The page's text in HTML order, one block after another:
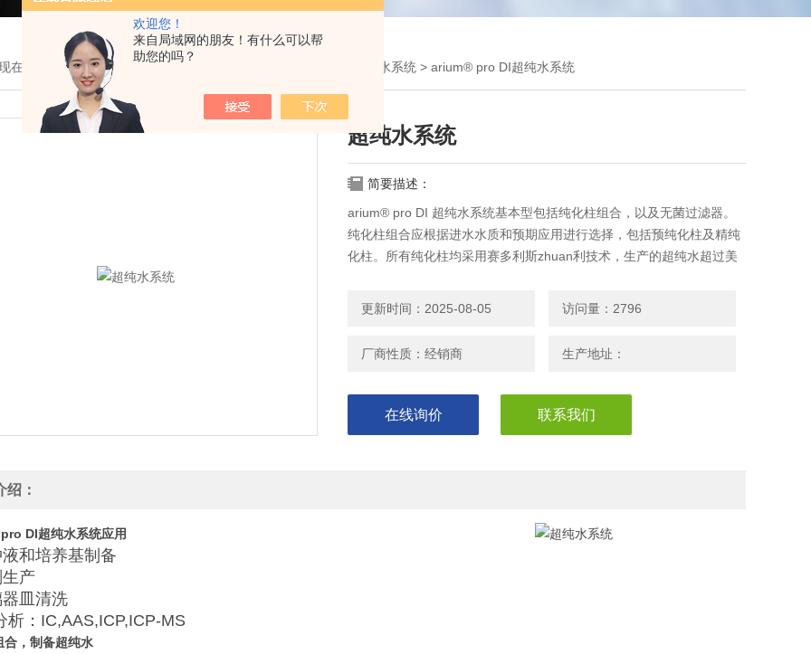
欢迎您！
来自局域网的朋友！有什么可以帮
助您的吗？
在的位置：首页> 产品展示 > 赛多利斯[天平纯水机移液] 新型纯水系统 > arium® pro DI超纯水系统
超纯水系统
简要描述：
arium® pro DI 超纯水系统基本型包括纯化柱组合，以及无菌过滤器。
纯化柱组合应根据进水水质和预期应用进行选择，包括预纯化柱及精纯
化柱。所有纯化柱均采用赛多利斯zhuan利技术，生产的超纯水超过美
更新时间：2025-08-05 访问量：2796
厂商性质：经销商 生产地址：
在线询价 联系我们
绍：
DI超纯水系统应用
和培养基制备
产
皿清洗
析：IC,AAS,ICP,ICP-MS
合，制备超纯水